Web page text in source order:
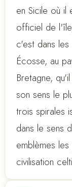
en Sicile où il
officiel de
c'est dans
Écosse, au
Bretagne,
son sens le
trois spirales
dans le sens
emblèmes
civilisation